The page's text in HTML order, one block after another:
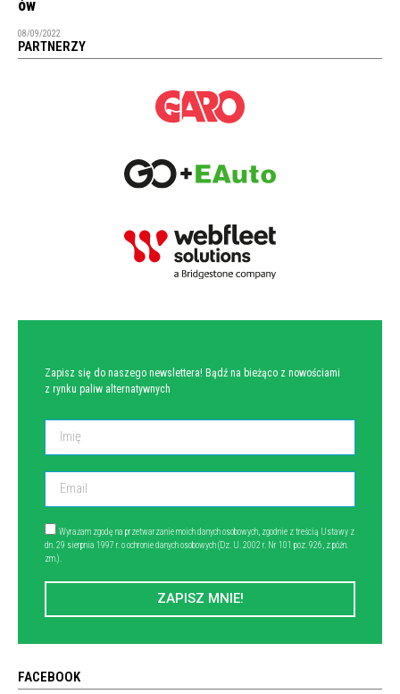
ów
08/09/2022
PARTNERZY
Zapisz się do naszego newslettera! Bądź na bieżąco z nowościami
z rynku paliw alternatywnych
Wyrażam zgodę na przetwarzanie moich danych osobowych, zgodnie z treścią Ustawy z
dn. 29 sierpnia 1997 r. o ochronie danych osobowych (Dz. U. 2002 r. Nr 101 poz. 926, z późn.
zm.).
ZAPISZ MNIE!
FACEBOOK